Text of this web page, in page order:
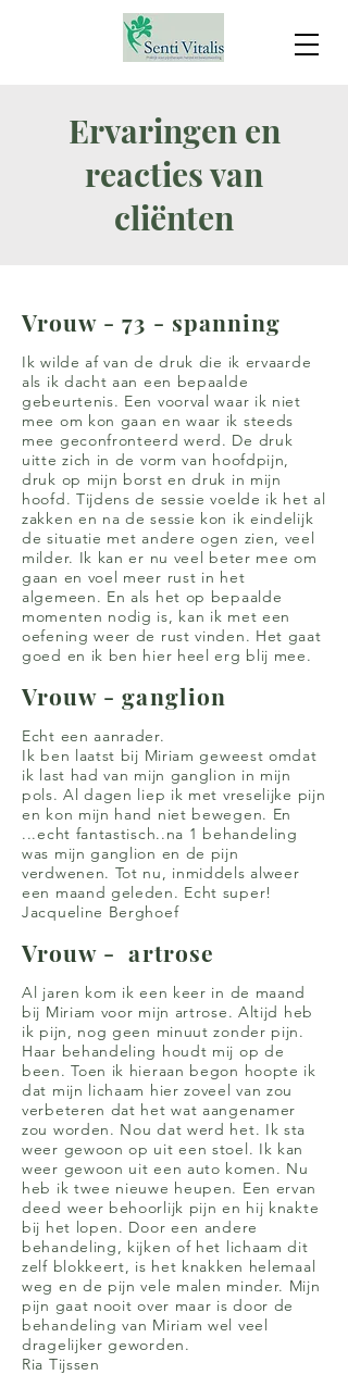
Ervaringen en
reacties van
cliënten
Vrouw - 73 - spanning
Ik wilde af van de druk die ik ervaarde
als ik dacht aan een bepaalde
gebeurtenis. Een voorval waar ik niet
mee om kon gaan en waar ik steeds
mee geconfronteerd werd. De druk
uitte zich in de vorm van hoofdpijn,
druk op mijn borst en druk in mijn
hoofd. Tijdens de sessie voelde ik het al
zakken en na de sessie kon ik eindelijk
de situatie met andere ogen zien, veel
milder. Ik kan er nu veel beter mee om
gaan en voel meer rust in het
algemeen. En als het op bepaalde
momenten nodig is, kan ik met een
oefening weer de rust vinden. Het gaat
goed en ik ben hier heel erg blij mee.
Vrouw - ganglion
Echt een aanrader.
Ik ben laatst bij Miriam geweest omdat
ik last had van mijn ganglion in mijn
pols. Al dagen liep ik met vreselijke pijn
en kon mijn hand niet bewegen. En
...echt fantastisch..na 1 behandeling
was mijn ganglion en de pijn
verdwenen. Tot nu, inmiddels alweer
een maand geleden. Echt super!
Jacqueline Berghoef
Vrouw - artrose
Al jaren kom ik een keer in de maand
bij Miriam voor mijn artrose. Altijd heb
ik pijn, nog geen minuut zonder pijn.
Haar behandeling houdt mij op de
been. Toen ik hieraan begon hoopte ik
dat mijn lichaam hier zoveel van zou
verbeteren dat het wat aangenamer
zou worden. Nou dat werd het. Ik sta
weer gewoon op uit een stoel. Ik kan
weer gewoon uit een auto komen. Nu
heb ik twee nieuwe heupen. Een ervan
deed weer behoorlijk pijn en hij knakte
bij het lopen. Door een andere
behandeling, kijken of het lichaam dit
zelf blokkeert, is het knakken helemaal
weg en de pijn vele malen minder. Mijn
pijn gaat nooit over maar is door de
behandeling van Miriam wel veel
dragelijker geworden.
Ria Tijssen